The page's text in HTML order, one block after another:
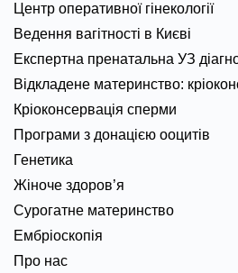
Центр оперативної гінекології
Ведення вагітності в Києві
Експертна пренатальна УЗ
Відкладене материнство:
Кріоконсервація сперми
Програми з донацією ооцитів
Генетика
Жіноче здоров’я
Сурогатне материнство
Ембріоскопія
Про нас